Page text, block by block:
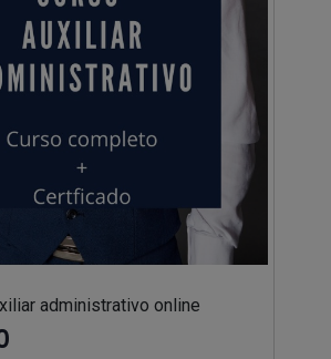
administrativo online